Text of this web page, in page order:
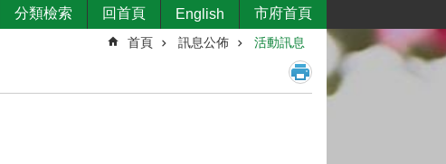
分類檢索 回首頁 English 市府首頁
首頁 訊息公佈 活動訊息